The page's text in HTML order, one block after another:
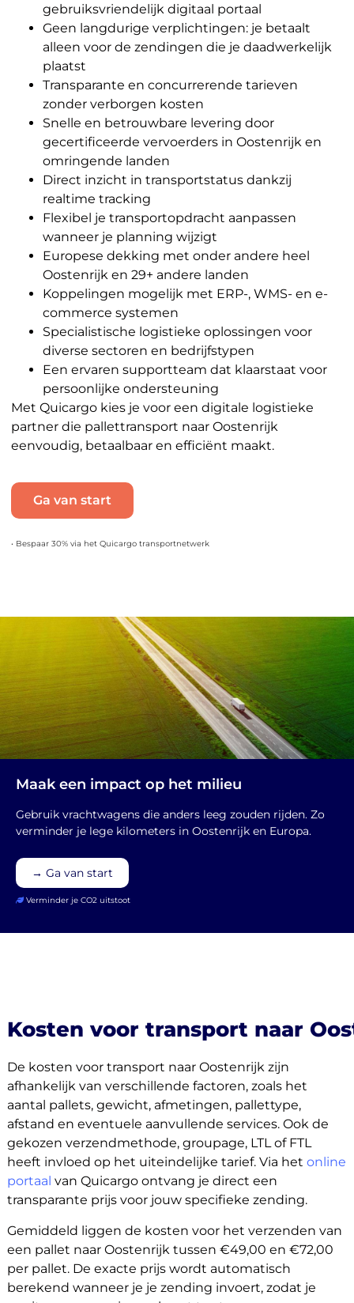
gebruiksvriendelijk digitaal portaal
Geen langdurige verplichtingen: je betaalt
alleen voor de zendingen die je daadwerkelijk
plaatst
Transparante en concurrerende tarieven
zonder verborgen kosten
Snelle en betrouwbare levering door
gecertificeerde vervoerders in Oostenrijk en
omringende landen
Direct inzicht in transportstatus dankzij
realtime tracking
Flexibel je transportopdracht aanpassen
wanneer je planning wijzigt
Europese dekking met onder andere heel
Oostenrijk en 29+ andere landen
Koppelingen mogelijk met ERP-, WMS- en e-
commerce systemen
Specialistische logistieke oplossingen voor
diverse sectoren en bedrijfstypen
Een ervaren supportteam dat klaarstaat voor
persoonlijke ondersteuning
Met Quicargo kies je voor een digitale logistieke
partner die pallettransport naar Oostenrijk
eenvoudig, betaalbaar en efficiënt maakt.
Ga van start
• Bespaar 30% via het Quicargo transportnetwerk
Maak een impact op het milieu
Gebruik vrachtwagens die anders leeg zouden rijden. Zo
verminder je lege kilometers in Oostenrijk en Europa.
→ Ga van start
Verminder je CO2 uitstoot
Kosten voor transport naar
De kosten voor transport naar Oostenrijk zijn
afhankelijk van verschillende factoren, zoals het
aantal pallets, gewicht, afmetingen, pallettype,
afstand en eventuele aanvullende services. Ook de
gekozen verzendmethode, groupage, LTL of FTL
heeft invloed op het uiteindelijke tarief. Via het online
portaal van Quicargo ontvang je direct een
transparante prijs voor jouw specifieke zending.
Gemiddeld liggen de kosten voor het verzenden van
een pallet naar Oostenrijk tussen €49,00 en €72,00
per pallet. De exacte prijs wordt automatisch
berekend wanneer je je zending invoert, zodat je